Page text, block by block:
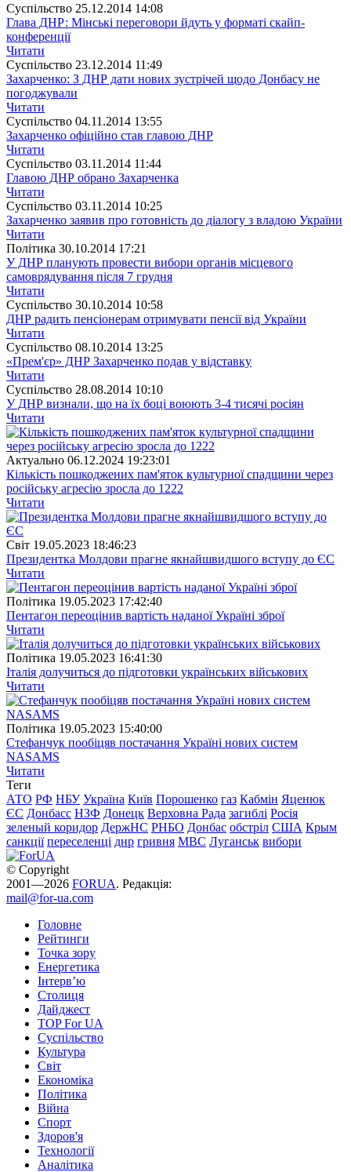
Суспiльство 25.12.2014 14:08
Глава ДНР: Мінські переговори йдуть у форматі скайп-
конференції
Читати
Суспiльство 23.12.2014 11:49
Захарченко: З ДНР дати нових зустрічей щодо Донбасу не
погоджували
Читати
Суспiльство 04.11.2014 13:55
Захарченко офіційно став главою ДНР
Читати
Суспiльство 03.11.2014 11:44
Главою ДНР обрано Захарченка
Читати
Суспiльство 03.11.2014 10:25
Захарченко заявив про готовність до діалогу з владою України
Читати
Полiтика 30.10.2014 17:21
У ДНР планують провести вибори органів місцевого
самоврядування після 7 грудня
Читати
Суспiльство 30.10.2014 10:58
ДНР радить пенсіонерам отримувати пенсії від України
Читати
Суспiльство 08.10.2014 13:25
«Прем'єр» ДНР Захарченко подав у відставку
Читати
Суспiльство 28.08.2014 10:10
У ДНР визнали, що на їх боці воюють 3-4 тисячі росіян
Читати
Актуально 06.12.2024 19:23:01
Кількість пошкоджених пам'яток культурної спадщини через
російську агресію зросла до 1222
Читати
Свiт 19.05.2023 18:46:23
Президентка Молдови прагне якнайшвидшого вступу до ЄС
Читати
Полiтика 19.05.2023 17:42:40
Пентагон переоцінив вартість наданої Україні зброї
Читати
Полiтика 19.05.2023 16:41:30
Італія долучиться до підготовки українських військових
Читати
Полiтика 19.05.2023 15:40:00
Стефанчук пообіцяв постачання Україні нових систем
NASAMS
Читати
Теги
АТО РФ НБУ Україна Київ Порошенко газ Кабмін Яценюк
ЄС Донбасс НЗФ Донецк Верховна Рада загиблі Росія
зеленый коридор ДержНС РНБО Донбас обстріл США Крым
санкції переселенці днр гривня МВС Луганськ вибори
© Copyright
2001—2026 FORUA. Редакція:
mail@for-ua.com
Головне
Рейтинги
Точка зору
Енергетика
Інтерв’ю
Столиця
Дайджест
TOP For UA
Суспiльство
Культура
Світ
Економіка
Політика
Війна
Спорт
Здоров'я
Технології
Аналітика